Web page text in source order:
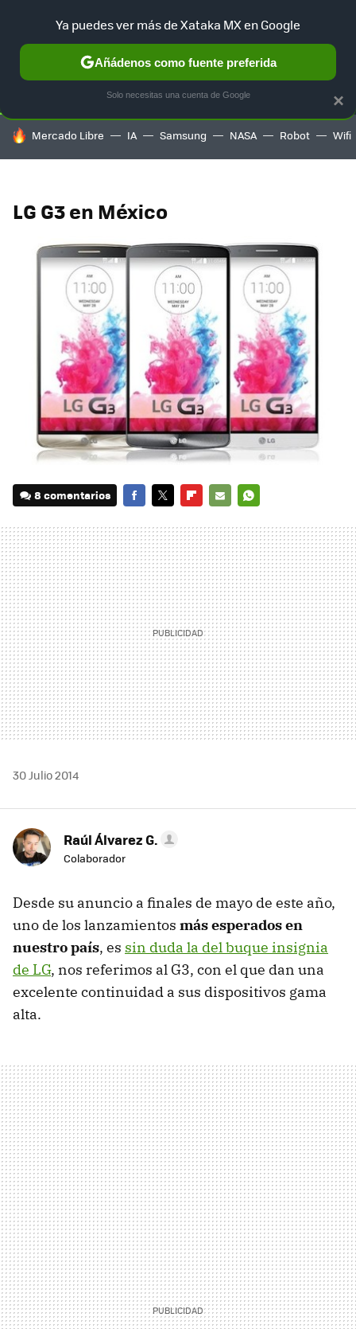
SELECCIÓN GAMING HOME AUTO TERRITORIO
HOY SE HABLA DE
Mercado Libre IA Samsung NASA Robot Wifi
LG G3 en México
8 comentarios
MAIL
30 Julio 2014
Raúl Álvarez G.
Colaborador
Desde su anuncio a finales de mayo de este año,
uno de los lanzamientos más esperados en
nuestro país, es sin duda la del buque insignia
de LG, nos referimos al G3, con el que dan una
excelente continuidad a sus dispositivos gama
alta.
×
Ya puedes ver más de Xataka MX en Google
Añádenos como fuente preferida
Solo necesitas una cuenta de Google